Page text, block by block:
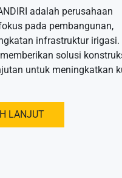
adalah perusahaan
pada pembangunan,
infrastruktur irigasi.
solusi
untuk meningkatkan
LANJUT